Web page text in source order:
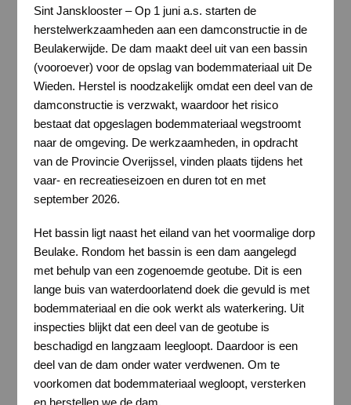
Sint Jansklooster – Op 1 juni a.s. starten de
herstelwerkzaamheden aan een damconstructie in de
Beulakerwijde. De dam maakt deel uit van een bassin
(vooroever) voor de opslag van bodemmateriaal uit De
Wieden. Herstel is noodzakelijk omdat een deel van de
damconstructie is verzwakt, waardoor het risico
bestaat dat opgeslagen bodemmateriaal wegstroomt
naar de omgeving. De werkzaamheden, in opdracht
van de Provincie Overijssel, vinden plaats tijdens het
vaar- en recreatieseizoen en duren tot en met
september 2026.
Het bassin ligt naast het eiland van het voormalige dorp
Beulake. Rondom het bassin is een dam aangelegd
met behulp van een zogenoemde geotube. Dit is een
lange buis van waterdoorlatend doek die gevuld is met
bodemmateriaal en die ook werkt als waterkering. Uit
inspecties blijkt dat een deel van de geotube is
beschadigd en langzaam leegloopt. Daardoor is een
deel van de dam onder water verdwenen. Om te
voorkomen dat bodemmateriaal wegloopt, versterken